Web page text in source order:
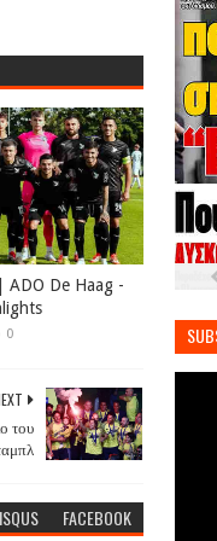
ADO De Haag -
0
του
FACEBOOK